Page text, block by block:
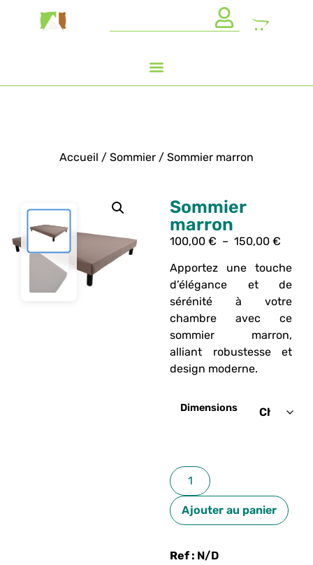
Accueil / Sommier / Sommier marron
Sommier
marron
100,00€ – 150,00€
Apportez une touche
d’élégance et de
sérénité à votre
chambre avec ce
sommier marron,
alliant robustesse et
design moderne.
Dimensions
Ajouter au panier
Ref : N/D